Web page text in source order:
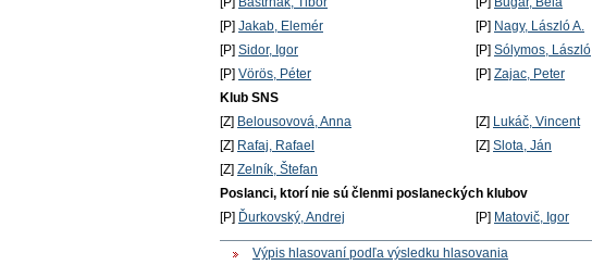
[P] Jakab, Elemér [P] Nagy, László A.
[P] Sidor, Igor [P] Sólymos, László
[P] Vörös, Péter [P] Zajac, Peter
Klub SNS
[Z] Belousovová, Anna [Z] Lukáč, Vincent
[Z] Rafaj, Rafael [Z] Slota, Ján
[Z] Zelník, Štefan
Poslanci, ktorí nie sú členmi poslaneckých klubov
[P] Ďurkovský, Andrej [P] Matovič, Igor
Výpis hlasovaní podľa výsledku hlasovania